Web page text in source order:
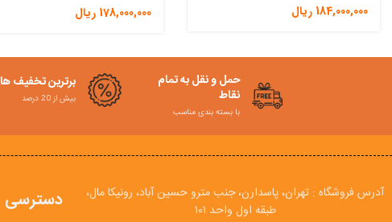
184,000,000 ریال
178,000,000 ریال
حمل و نقل به تمام
نقاط
با بسته بندی مناسب
برترین تخفیف ها
بیش از 20 درصد
آدرس فروشگاه : تهران، پاسدارن، جنب مترو حسین آباد، رونیکا مال،
طبقه اول واحد ۱۰۱
دسترسی